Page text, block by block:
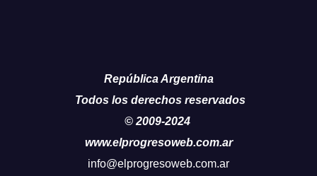
República Argentina
Todos los derechos reservados
© 2009-2024
www.elprogresoweb.com.ar
info@elprogresoweb.com.ar